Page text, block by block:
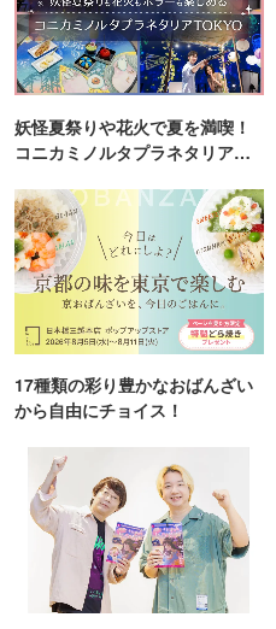
妖怪夏祭りや花火で夏を満喫！
コニカミノルタプラネタリア
17種類の彩り豊かなおばんざい
から自由にチョイス！